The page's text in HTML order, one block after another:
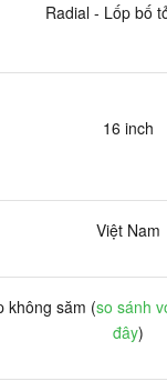
Radial - Lốp bố
16 inch
Việt Nam
không săm (so sánh
đây)